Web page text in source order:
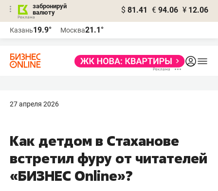
забронируй
валюту
$ 81.41 € 94.06 ¥ 12.06
Казань19.9° Москва21.1°
27 апреля 2026
Как детдом в Стаханове
встретил фуру от читателей
«БИЗНЕС Online»?